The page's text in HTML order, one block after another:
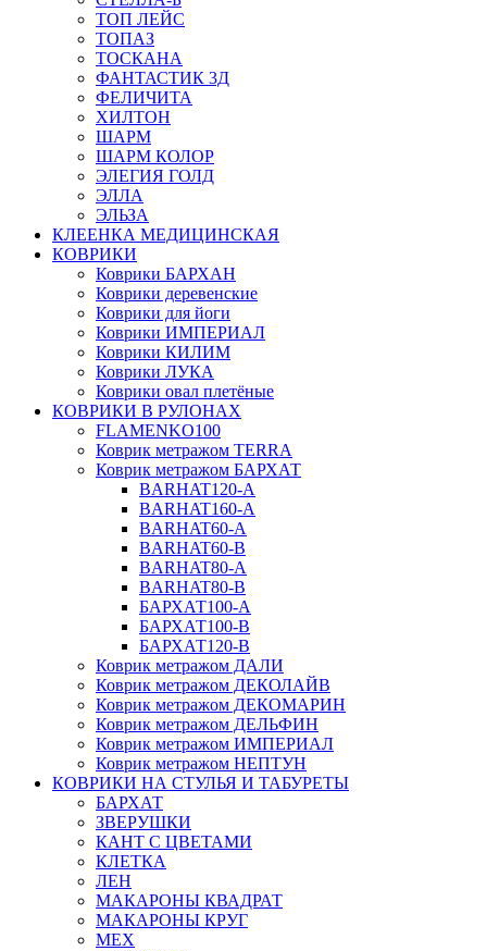
ТОП ЛЕЙС
ТОПАЗ
ТОСКАНА
ФАНТАСТИК 3Д
ФЕЛИЧИТА
ХИЛТОН
ШАРМ
ШАРМ КОЛОР
ЭЛЕГИЯ ГОЛД
ЭЛЛА
ЭЛЬЗА
КЛЕЕНКА МЕДИЦИНСКАЯ
КОВРИКИ
Коврики БАРХАН
Коврики деревенские
Коврики для йоги
Коврики ИМПЕРИАЛ
Коврики КИЛИМ
Коврики ЛУКА
Коврики овал плетёные
КОВРИКИ В РУЛОНАХ
FLAMENKO100
Коврик метражом TERRA
Коврик метражом БАРХАТ
BARHAT120-A
BARHAT160-A
BARHAT60-A
BARHAT60-B
BARHAT80-A
BARHAT80-B
БАРХАТ100-A
БАРХАТ100-B
БАРХАТ120-B
Коврик метражом ДАЛИ
Коврик метражом ДЕКОЛАЙВ
Коврик метражом ДЕКОМАРИН
Коврик метражом ДЕЛЬФИН
Коврик метражом ИМПЕРИАЛ
Коврик метражом НЕПТУН
КОВРИКИ НА СТУЛЬЯ И ТАБУРЕТЫ
БАРХАТ
ЗВЕРУШКИ
КАНТ С ЦВЕТАМИ
КЛЕТКА
ЛЕН
МАКАРОНЫ КВАДРАТ
МАКАРОНЫ КРУГ
МЕХ